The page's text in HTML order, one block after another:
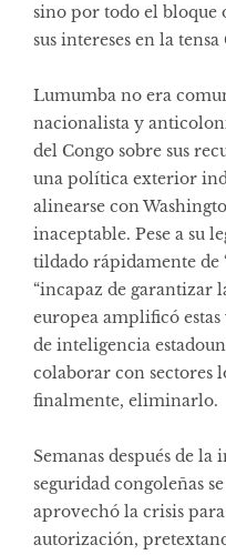
sino por todo el bloque
sus intereses en la
Lumumba no era
nacionalista y
del Congo sobre sus
una política exterior
alinearse con
inaceptable. Pese a su
tildado rápidamente de
“incapaz de garantizar
europea amplificó
de inteligencia
colaborar con sectores
finalmente, eliminarlo.
Semanas después de la
seguridad congoleñas
aprovechó la crisis
autorización,